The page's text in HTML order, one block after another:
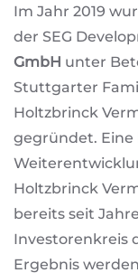
Im Jahr 2019
der SEG
GmbH unter
Stuttgarter
Holtzbrinck
gegründet.
Holtzbrinck
bereits seit
Investorenkreis
Ergebnis